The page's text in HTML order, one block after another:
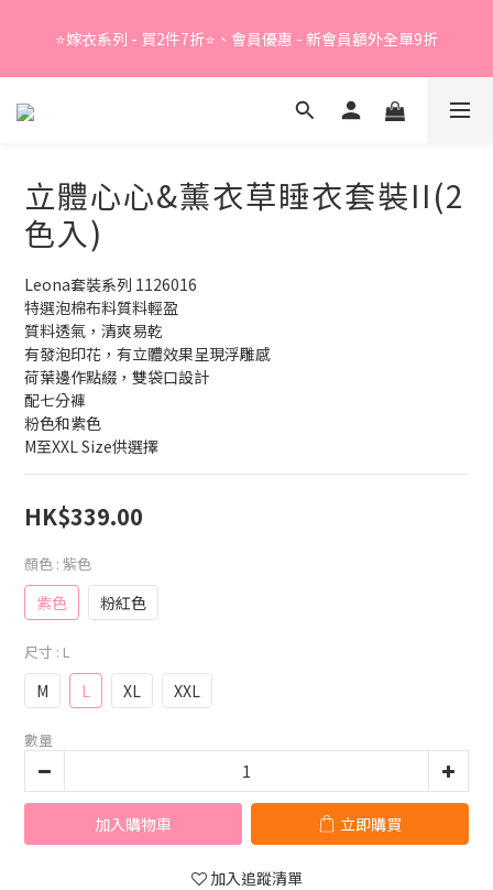
⭐嫁衣系列 - 買2件7折⭐、會員優惠 - 新會員額外全單9折
Summer Sale - 精選睡衣買2件折❤️
立體心心&薰衣草睡衣套裝II(2
色入)
Leona套裝系列 1126016
特選泡棉布料質料輕盈
質料透氣，清爽易乾
有發泡印花，有立體效果呈現浮雕感
荷葉邊作點綴，雙袋口設計
配七分褲
粉色和紫色
M至XXL Size供選擇
HK$339.00
顏色 : 紫色
紫色 粉紅色
尺寸 : L
M L XL XXL
數量
加入購物車 立即購買
加入追蹤清單